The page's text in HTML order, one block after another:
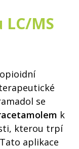
MS
se
k
kterou trpí
aplikace